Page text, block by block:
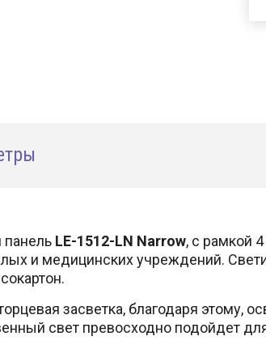
панель LE-1512-LN Narrow, с рамкой
и медицинских учреждений.
засветка, благодаря
свет превосходно подойдет